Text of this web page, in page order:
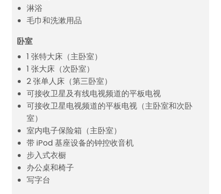
淋浴
毛巾和洗漱用品
卧室
1 张特大床（主卧室）
1 张大床（次卧室）
2 张单人床（第三卧室）
可接收卫星及有线电视频道的平板电视
可接收卫星电视频道的平板电视（主卧室和次卧
室）
室内电子保险箱（主卧室）
带 iPod 基座设备的钟控收音机
步入式衣橱
办公桌和椅子
写字台